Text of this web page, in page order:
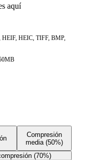
aquí
HEIF, HEIC, TIFF, BMP,
Compresión
media (50%)
(70%)